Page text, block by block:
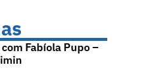
Fabíola Pupo –